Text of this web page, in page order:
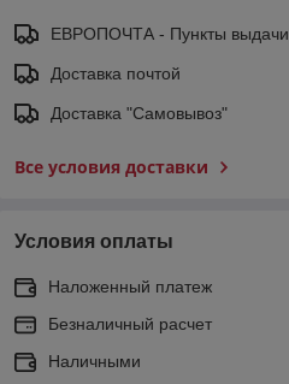
ЕВРОПОЧТА - Пункты выдачи.
Доставка почтой
Доставка "Самовывоз"
Все условия доставки
Условия оплаты
Наложенный платеж
Безналичный расчет
Наличными